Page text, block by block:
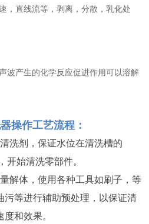
，直线流等，剥离，分散，乳化处
波产生的化学反应促进作用可以溶解
操作工艺流程：
洗剂，保证水位在清洗槽的
开始清洗零部件。
解体，使用各种工具如刷子，等
污等进行辅助预处理，以保证清
和效果。